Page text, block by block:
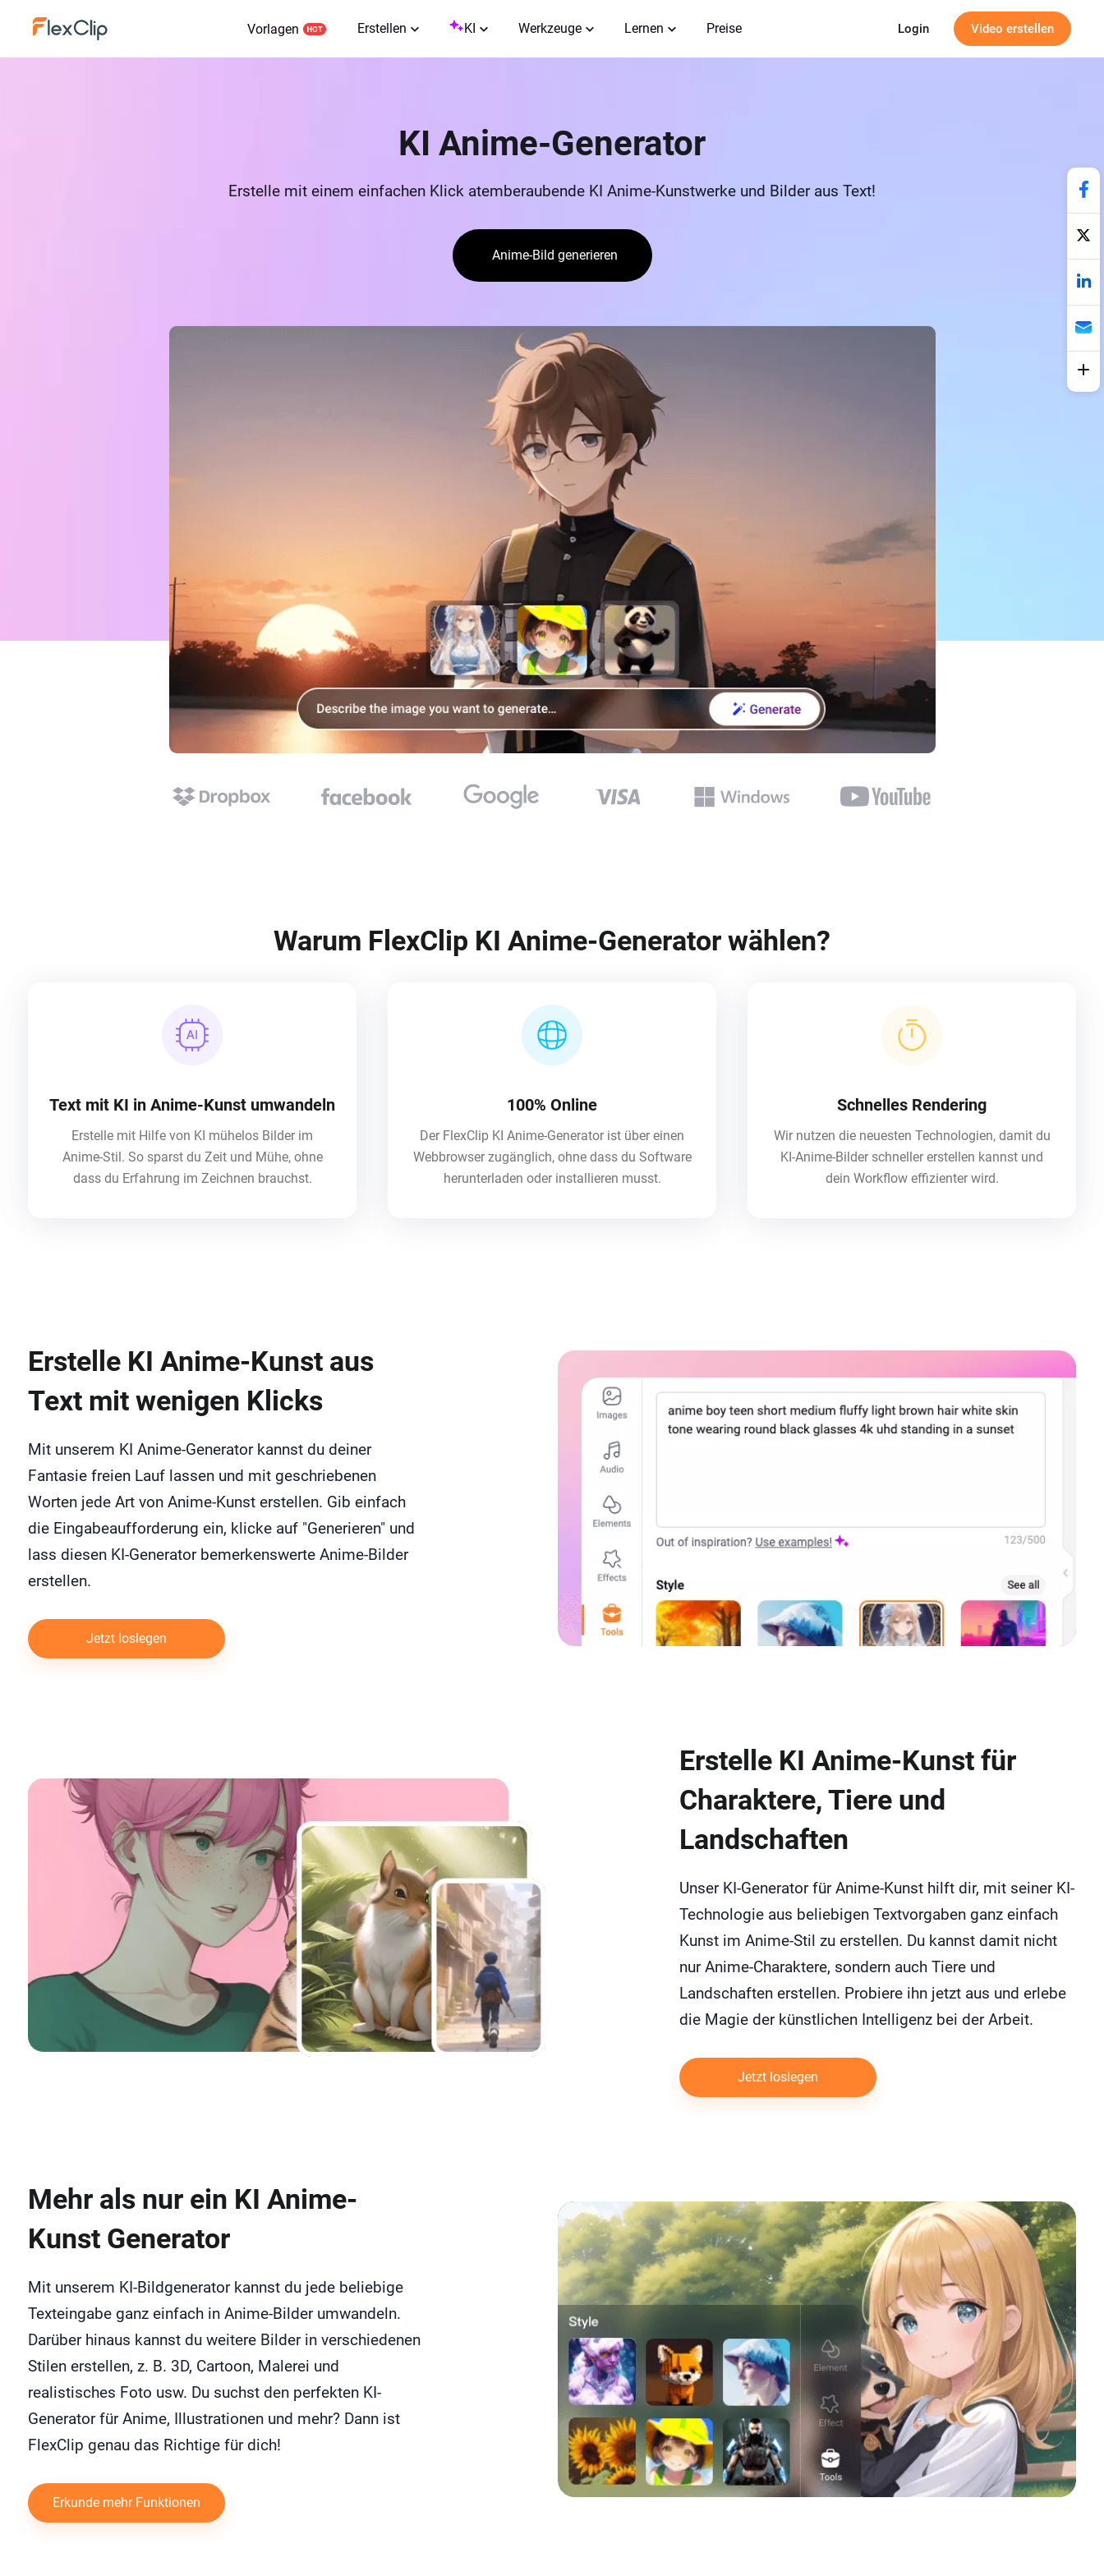
Vorlagen Erstellen KI Werkzeuge Lernen Preise Login Video erstellen
KI Anime-Generator
Erstelle mit einem einfachen Klick atemberaubende KI Anime-Kunstwerke und Bilder aus Text!
Anime-Bild generieren
Warum FlexClip KI Anime-Generator wählen?
Text mit KI in Anime-Kunst umwandeln
Erstelle mit Hilfe von KI mühelos Bilder im
Anime-Stil. So sparst du Zeit und Mühe, ohne
dass du Erfahrung im Zeichnen brauchst.
100% Online
Der FlexClip KI Anime-Generator ist über einen
Webbrowser zugänglich, ohne dass du Software
herunterladen oder installieren musst.
Schnelles Rendering
Wir nutzen die neuesten Technologien, damit du
KI-Anime-Bilder schneller erstellen kannst und
dein Workflow effizienter wird.
Erstelle KI Anime-Kunst aus
Text mit wenigen Klicks
Mit unserem KI Anime-Generator kannst du deiner
Fantasie freien Lauf lassen und mit geschriebenen
Worten jede Art von Anime-Kunst erstellen. Gib einfach
die Eingabeaufforderung ein, klicke auf "Generieren" und
lass diesen KI-Generator bemerkenswerte Anime-Bilder
erstellen.
Jetzt loslegen
Erstelle KI Anime-Kunst für
Charaktere, Tiere und
Landschaften
Unser KI-Generator für Anime-Kunst hilft dir, mit seiner KI-
Technologie aus beliebigen Textvorgaben ganz einfach
Kunst im Anime-Stil zu erstellen. Du kannst damit nicht
nur Anime-Charaktere, sondern auch Tiere und
Landschaften erstellen. Probiere ihn jetzt aus und erlebe
die Magie der künstlichen Intelligenz bei der Arbeit.
Jetzt loslegen
Mehr als nur ein KI Anime-
Kunst Generator
Mit unserem KI-Bildgenerator kannst du jede beliebige
Texteingabe ganz einfach in Anime-Bilder umwandeln.
Darüber hinaus kannst du weitere Bilder in verschiedenen
Stilen erstellen, z. B. 3D, Cartoon, Malerei und
realistisches Foto usw. Du suchst den perfekten KI-
Generator für Anime, Illustrationen und mehr? Dann ist
FlexClip genau das Richtige für dich!
Erkunde mehr Funktionen